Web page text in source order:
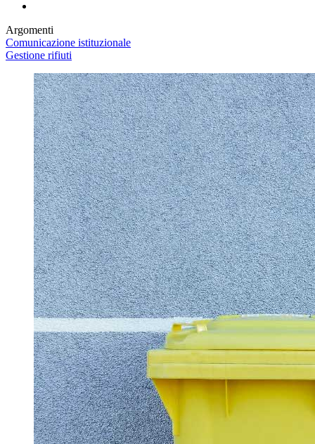
Argomenti
Comunicazione istituzionale
Gestione rifiuti